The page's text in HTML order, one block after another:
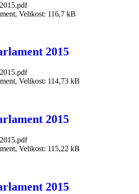
Velikost: 116,7 kB
2015
Velikost: 114,73 kB
2015
Velikost: 115,22 kB
2015